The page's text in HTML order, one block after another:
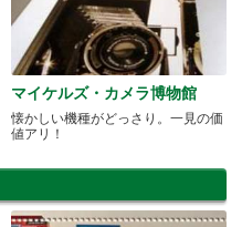
マイケルズ・カメラ博物館
懐かしい機種がどっさり。一見の価
値アリ！